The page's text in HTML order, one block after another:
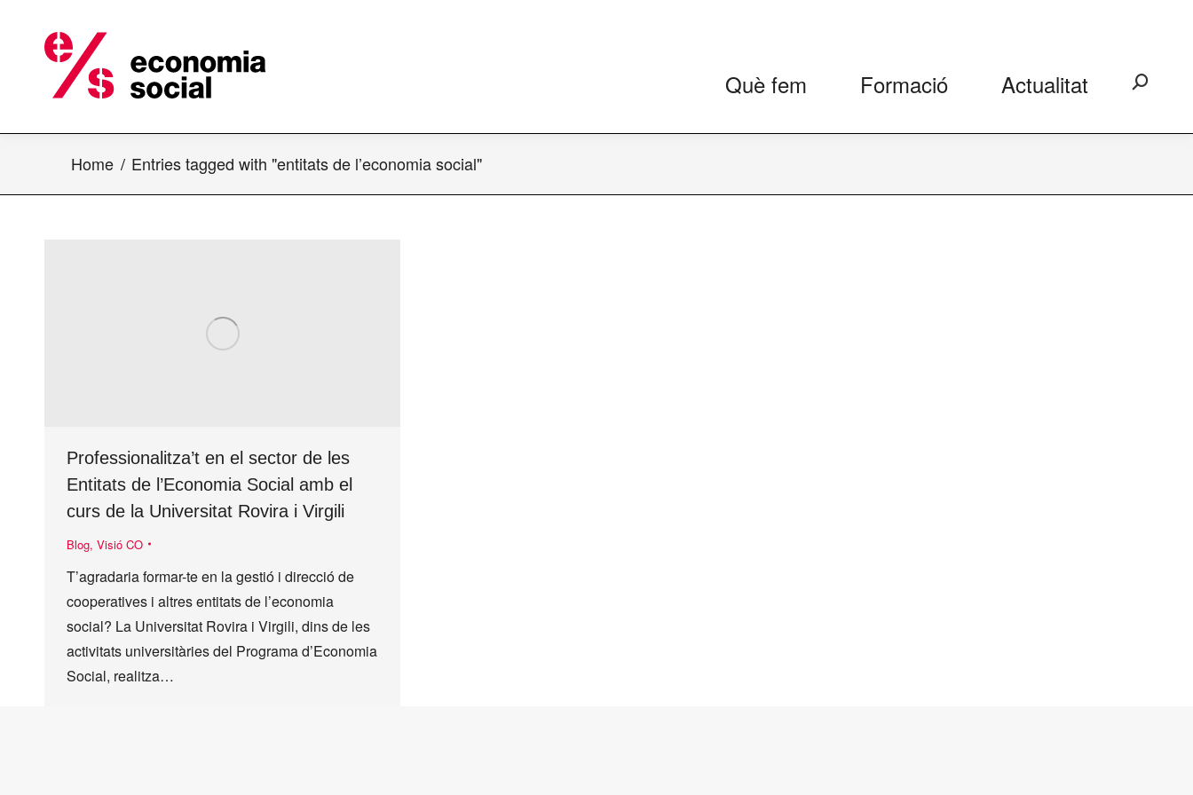
Què fem Formació Actualitat Search:
Home Entries tagged with "entitats de l’economia social"
Professionalitza’t en el sector de les
Entitats de l’Economia Social amb el
curs de la Universitat Rovira i Virgili
Blog, Visió CO
T’agradaria formar-te en la gestió i direcció de
cooperatives i altres entitats de l’economia
social? La Universitat Rovira i Virgili, dins de les
activitats universitàries del Programa d’Economia
Social, realitza…